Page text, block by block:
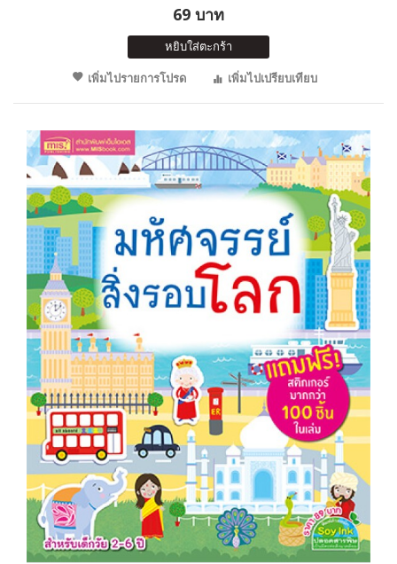
69 บาท
หยิบใส่ตะกร้า
เพิ่มไปรายการโปรด
เพิ่มไปเปรียบเทียบ